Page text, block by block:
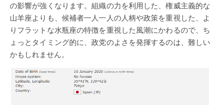
の影響が強くなります。組織の力を利用した、権威主義的な
山羊座よりも、候補者一人一人の人柄や政策を重視した、よ
りフラットな水瓶座の特徴を重視した風潮にかわるので、ち
ょっとタイミング的に、政党のよさを発揮するのは、難しい
かもしれません。